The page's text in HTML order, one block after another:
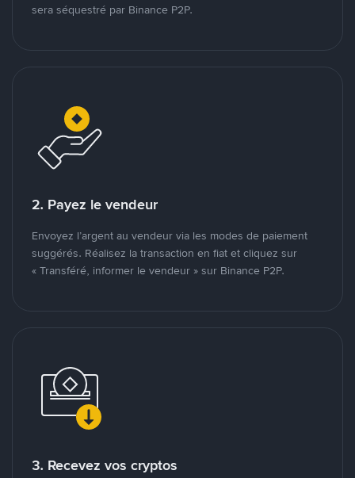
sera séquestré par Binance P2P.
2. Payez le vendeur
Envoyez l’argent au vendeur via les modes de paiement
suggérés. Réalisez la transaction en fiat et cliquez sur
« Transféré, informer le vendeur » sur Binance P2P.
3. Recevez vos cryptos